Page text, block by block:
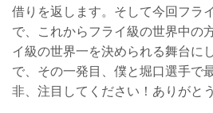
借りを返します。そして今回フラ
で、これからフライ級の世界中の
イ級の世界一を決められる舞台に
で、その一発目、僕と堀口選手で
非、注目してください！ありがと